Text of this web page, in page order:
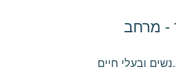
- מרחב
ובעלי חיים